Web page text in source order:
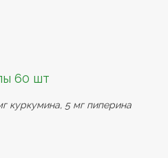
60 шт
куркумина, 5 мг пиперина